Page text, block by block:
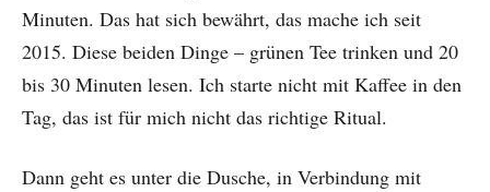
Minuten. Das hat sich bewährt, das mache ich seit
2015. Diese beiden Dinge – grünen Tee trinken und 20
bis 30 Minuten lesen. Ich starte nicht mit Kaffee in den
Tag, das ist für mich nicht das richtige Ritual.
Dann geht es unter die Dusche, in Verbindung mit